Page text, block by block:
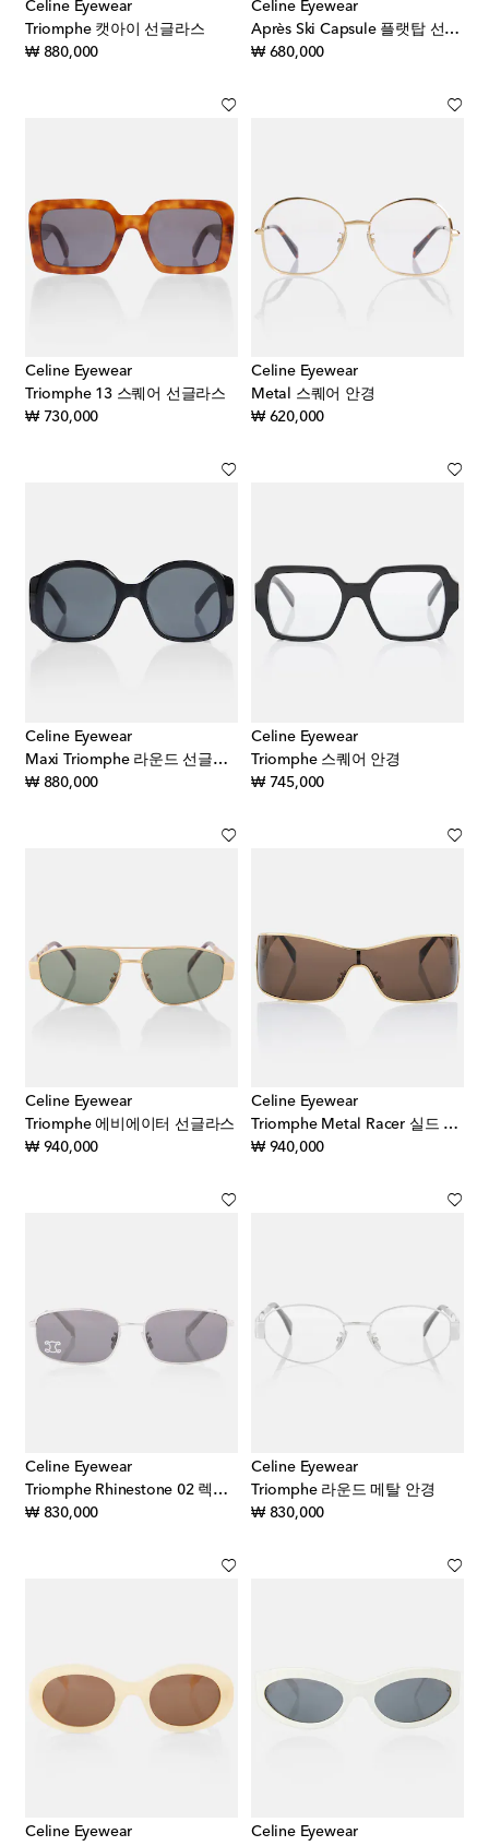
Celine Eyewear
Triomphe 캣아이 선글라스
₩ 880,000original price
Celine Eyewear
Après Ski Capsule 플랫탑 선글라스
₩ 680,000original price
Celine Eyewear
Triomphe 13 스퀘어 선글라스
₩ 730,000original price
Celine Eyewear
Metal 스퀘어 안경
₩ 620,000original price
Celine Eyewear
Maxi Triomphe 라운드 선글라스
₩ 880,000original price
Celine Eyewear
Triomphe 스퀘어 안경
₩ 745,000original price
Celine Eyewear
Triomphe 에비에이터 선글라스
₩ 940,000original price
Celine Eyewear
Triomphe Metal Racer 실드 선글라스
₩ 940,000original price
Celine Eyewear
Triomphe Rhinestone 02 렉탱귤러 선글라스
₩ 830,000original price
Celine Eyewear
Triomphe 라운드 메탈 안경
₩ 830,000original price
Celine Eyewear
Celine Eyewear